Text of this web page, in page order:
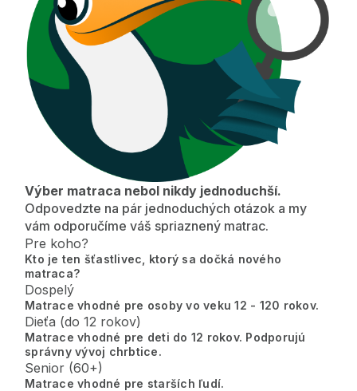
Výber matraca nebol nikdy jednoduchší.
Odpovedzte na pár jednoduchých otázok a my
vám odporučíme váš spriaznený matrac.
Pre koho?
Kto je ten šťastlivec, ktorý sa dočká nového
matraca?
Dospelý
Matrace vhodné pre osoby vo veku 12 - 120 rokov.
Dieťa (do 12 rokov)
Matrace vhodné pre deti do 12 rokov. Podporujú
správny vývoj chrbtice.
Senior (60+)
Matrace vhodné pre starších ľudí.